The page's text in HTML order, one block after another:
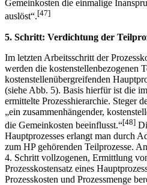
Gemeinkosten die einmalige
auslöst“.[47]
5. Schritt: Verdichtung der
Im letzten Arbeitsschritt der
werden die kostenstellenbezogenen
kostenstellenübergreifenden
(siehe Abb. 5). Basis hierfür ist die
ermittelte Prozesshierarchie. Steger
„ein zusammen­hängender,
die Gemeinkosten beeinflusst.“[48]
Hauptprozesses erlangt man durch
zum HP gehörenden Teilprozesse.
4. Schritt vollzogenen, Ermittlung
Prozesskostensatz eines
Prozesskosten und Prozessmenge